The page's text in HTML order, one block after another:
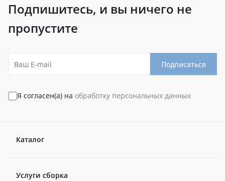
Подпишитесь, и вы ничего не
пропустите
Подписаться
Я согласен(а) на обработку персональных данных
Каталог
Услуги сборка